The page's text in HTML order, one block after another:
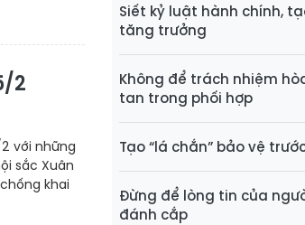
2
với những
sắc Xuân
khai
Siết kỷ luật hành chính,
tăng trưởng
Không để trách nhiệm
tan trong phối hợp
Tạo “lá chắn” bảo vệ
Đừng để lòng tin của
đánh cắp